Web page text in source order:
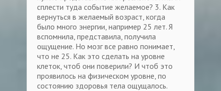
сплести туда событие желаемое? 3. Как
вернуться в желаемый возраст, когда
было много энергии, например 25 лет. Я
вспомнила, представила, получила
ощущение. Но мозг все равно понимает,
что не 25. Как это сделать на уровне
клеток, чтоб они поверили? И чтоб это
проявилось на физическом уровне, по
состоянию здоровья тела ощущалось.